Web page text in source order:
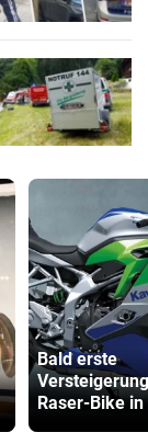
Bald erste
Raser-Bike in